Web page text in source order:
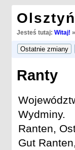
Jesteś tutaj: Witaj! »
Ranty
Wydminy.
Ranten,
Gut